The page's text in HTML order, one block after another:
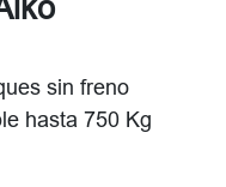
sin freno
hasta 750 Kg